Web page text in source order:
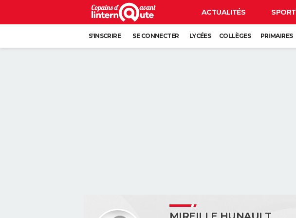
ACTUALITÉS SPORT
S'INSCRIRE SE CONNECTER LYCÉES COLLÈGES PRIMAIRES